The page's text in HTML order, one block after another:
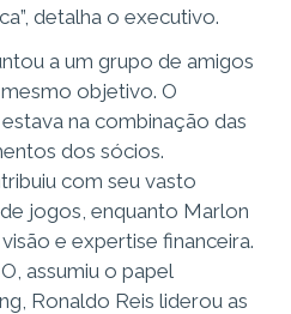
detalha o executivo.
a um grupo de amigos
objetivo. O
na combinação das
dos sócios.
com seu vasto
jogos, enquanto Marlon
e expertise financeira.
assumiu o papel
Ronaldo Reis liderou as